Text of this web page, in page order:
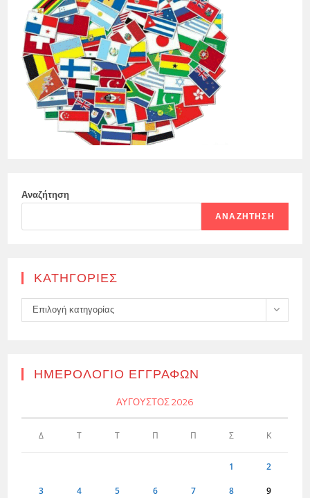
Αναζήτηση
ΑΝΑΖΉΤΗΣΗ
KΑΤΗΓΟΡΊΕΣ
Kατηγορίες
Επιλογή κατηγορίας
ΗΜΕΡΟΛΌΓΙΟ ΕΓΓΡΑΦΏΝ
ΑΎΓΟΥΣΤΟΣ 2026
Δ Τ Τ Π Π Σ Κ
1 2
3 4 5 6 7 8 9